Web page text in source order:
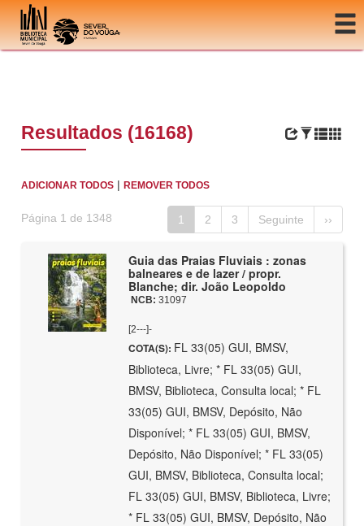
Ir para o conteúdo
Resultados (16168)
ADICIONAR TODOS |REMOVER TODOS
Página 1 de 1348 1 2 3 Seguinte ››
Guia das Praias Fluviais : zonas
balneares e de lazer / propr.
Blanche; dir. João Leopoldo
NCB: 31097
[2---]-
COTA(S): FL 33(05) GUI, BMSV,
Biblioteca, Livre; * FL 33(05) GUI,
BMSV, Biblioteca, Consulta local; * FL
33(05) GUI, BMSV, Depósito, Não
Disponível; * FL 33(05) GUI, BMSV,
Depósito, Não Disponível; * FL 33(05)
GUI, BMSV, Biblioteca, Consulta local;
FL 33(05) GUI, BMSV, Biblioteca, Livre;
* FL 33(05) GUI, BMSV, Depósito, Não